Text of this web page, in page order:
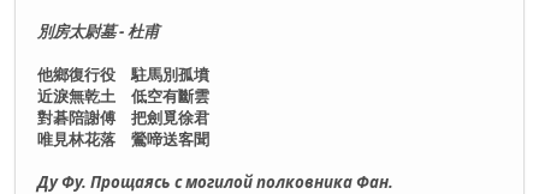
別房太尉墓 - 杜甫
他鄉復行役 駐馬別孤墳
近淚無乾土 低空有斷雲
對碁陪謝傅 把劍覓徐君
唯見林花落 鶯啼送客聞
Ду Фу. Прощаясь с могилой полковника Фан.